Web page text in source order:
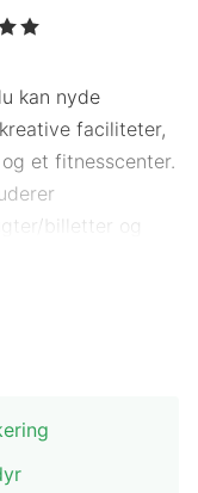
kan nyde
faciliteter,
et fitnesscenter.
billetter og
28, en
er mulighed